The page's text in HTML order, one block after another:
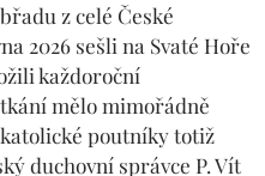
z celé České
2026 sešli na Svaté Hoře
každoroční
mělo mimořádně
poutníky totiž
duchovní správce P. Vít